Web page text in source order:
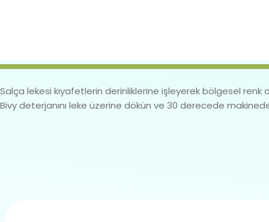
Salça lekesi kıyafetlerin derinliklerine işleyerek bölgesel renk
Bivy deterjanını leke üzerine dökün ve 30 derecede